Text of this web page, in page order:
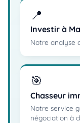
📍
Investir à
Notre analyse
🎯
Chasseur
Notre service
négociation à